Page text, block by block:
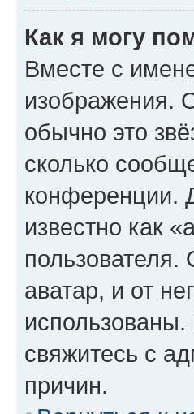
Как я могу
Вместе с
изображения.
обычно это
сколько
конференции.
известно как
пользователя.
аватар, и от
свяжитесь с
причин.